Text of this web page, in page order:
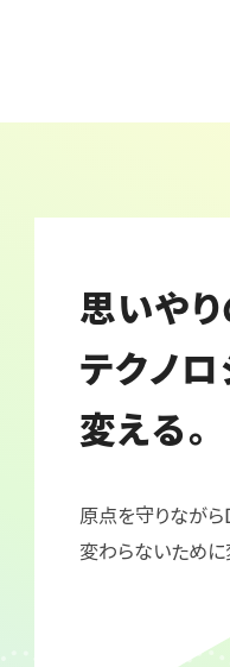
思いやり
テクノ
変える。
原点を守りながら
変わらないために